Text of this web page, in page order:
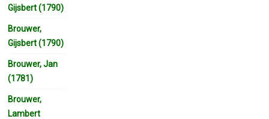
Gijsbert (1790)
Brouwer,
Gijsbert (1790)
Brouwer, Jan
(1781)
Brouwer,
Lambert